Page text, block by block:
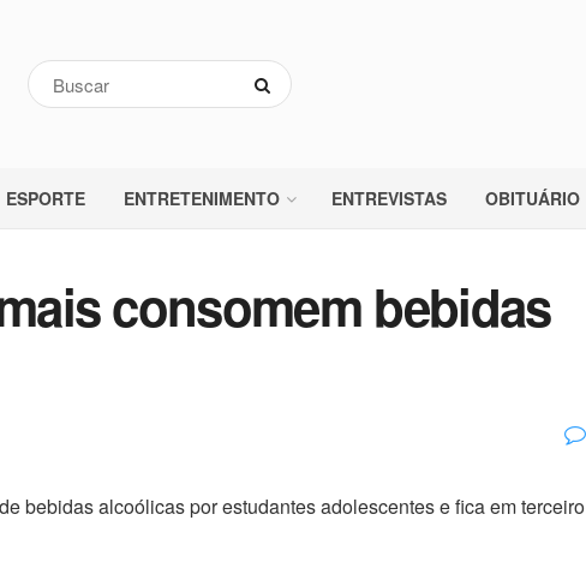
ESPORTE ENTRETENIMENTO ENTREVISTAS OBITUÁRIO
consomem bebidas
bebidas alcoólicas por estudantes adolescentes e fica em terceiro